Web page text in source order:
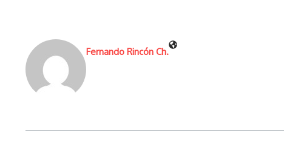
Fernando Rincón Ch.